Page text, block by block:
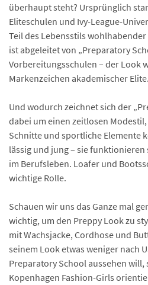
überhaupt steht? Ursprünglich
Eliteschulen und Ivy-League-
Teil des Lebensstils
ist abgeleitet von „Preparatory
Vorbereitungsschulen – der Look
Markenzeichen akademischer Elite.
Und wodurch zeichnet sich der
dabei um einen zeitlosen
Schnitte und sportliche Elemente
lässig und jung – sie funktionieren
im Berufsleben. Loafer und
wichtige Rolle.
Schauen wir uns das Ganze mal
wichtig, um den Preppy Look zu
mit Wachsjacke, Cordhose und
seinem Look etwas weniger nach
Preparatory School aussehen will,
Kopenhagen Fashion-Girls